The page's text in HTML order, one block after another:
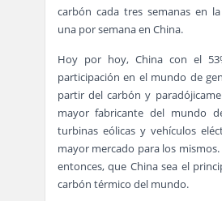
carbón cada tres semanas en
una por semana en China.
Hoy por hoy, China con el
participación en el mundo de
partir del carbón y
mayor fabricante del mundo
turbinas eólicas y vehículos
mayor mercado para los
entonces, que China sea el
carbón térmico del mundo.